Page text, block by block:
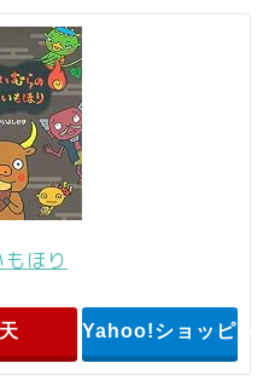
ほり
Yahoo!ショッピン